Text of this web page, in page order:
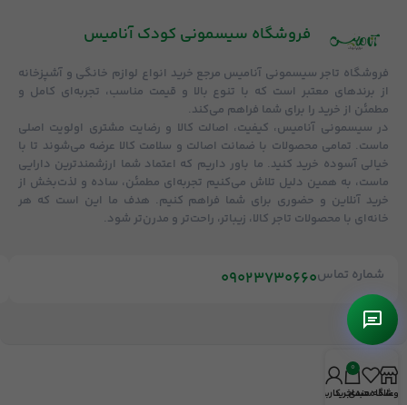
فروشگاه‌ سیسمونی کودک آنامیس
فروشگاه تاجر سیسمونی آنامیس مرجع خرید انواع لوازم خانگی و آشپزخانه
از برندهای معتبر است که با تنوع بالا و قیمت مناسب، تجربه‌ای کامل و
مطمئن از خرید را برای شما فراهم می‌کند.
در سیسمونی آنامیس، کیفیت، اصالت کالا و رضایت مشتری اولویت اصلی
ماست. تمامی محصولات با ضمانت اصالت و سلامت کالا عرضه می‌شوند تا با
خیالی آسوده خرید کنید. ما باور داریم که اعتماد شما ارزشمندترین دارایی
ماست، به همین دلیل تلاش می‌کنیم تجربه‌ای مطمئن، ساده و لذت‌بخش از
خرید آنلاین و حضوری برای شما فراهم کنیم. هدف ما این است که هر
خانه‌ای با محصولات تاجر کالا، زیباتر، راحت‌تر و مدرن‌تر شود.
شماره تماس09023730660
فروشگاه
علاقه مندی
0
سبد خرید
حساب کاربری من